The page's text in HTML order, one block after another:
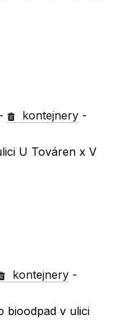
- kontejnery -
U Továren x V
kontejnery -
bioodpad v ulici